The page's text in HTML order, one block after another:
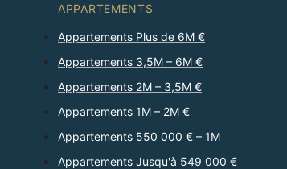
APPARTEMENTS
Appartements Plus de 6M €
Appartements 3,5M – 6M €
Appartements 2M – 3,5M €
Appartements 1M – 2M €
Appartements 550 000 € – 1M
Appartements Jusqu'à 549 000 €